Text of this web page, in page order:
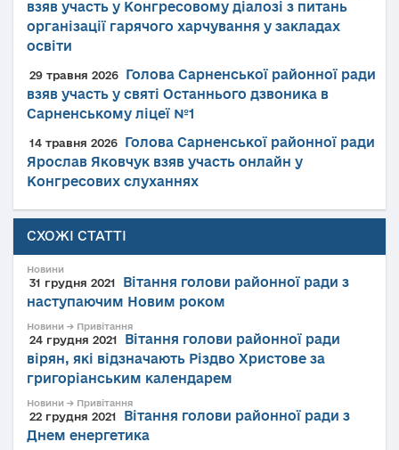
взяв участь у Конгресовому діалозі з питань
організації гарячого харчування у закладах
освіти
29 травня 2026
Голова Сарненської районної ради
взяв участь у святі Останнього дзвоника в
Сарненському ліцеї №1
14 травня 2026
Голова Сарненської районної ради
Ярослав Яковчук взяв участь онлайн у
Конгресових слуханнях
СХОЖІ СТАТТІ
Новини
31 грудня 2021
Вітання голови районної ради з
наступаючим Новим роком
Новини → Привітання
24 грудня 2021
Вітання голови районної ради
вірян, які відзначають Різдво Христове за
григоріанським календарем
Новини → Привітання
22 грудня 2021
Вітання голови районної ради з
Днем енергетика